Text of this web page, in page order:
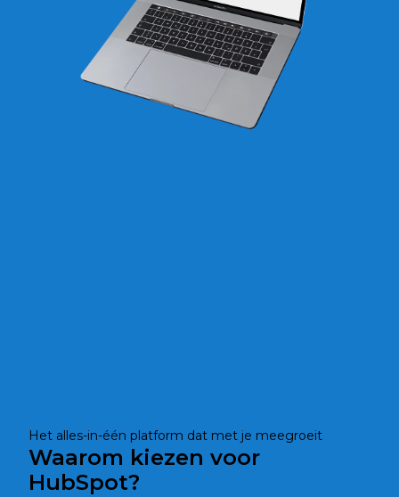
Het alles-in-één platform dat met je meegroeit
Waarom kiezen voor
HubSpot?